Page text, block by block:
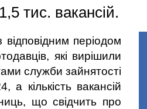
тис. вакансій.
періодом
які вирішили
служби зайнятості
а кількість вакансій
що свідчить про